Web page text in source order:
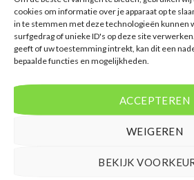
cookies om informatie over je apparaat op te
in te stemmen met deze technologieën kunnen
surfgedrag of unieke ID's op deze site
geeft of uw toestemming intrekt, kan dit een
bepaalde functies en mogelijkheden.
ACCEPTEREN
WEIGEREN
BEKIJK
Dit bericht werd gepost in
vakantie,
Geef een reactie